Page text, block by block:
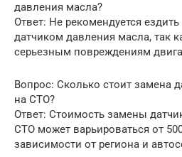
давления масла?
Ответ: Не рекомендуется
датчиком давления масла, так
серьезным повреждениям
Вопрос: Сколько стоит замена
на СТО?
Ответ: Стоимость замены
СТО может варьироваться от
зависимости от региона и